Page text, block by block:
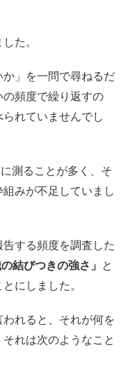
た。
」を一問で尋ねるだ
頻度で繰り返すの
れていませんでし
測ることが多く、そ
みが不足していまし
する頻度を調査した
結びつきの強さ」 と
にしました。
れると、それが何を
れは次のようなこと